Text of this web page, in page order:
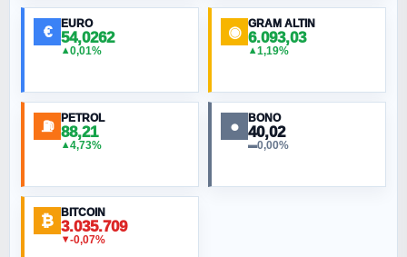
€ EURO
54,0262
▲0,01%
◉ GRAM ALTIN
6.093,03
▲1,19%
⛽ PETROL
88,21
▲4,73%
● BONO
40,02
▬0,00%
₿ BITCOIN
3.035.709
▼-0,07%